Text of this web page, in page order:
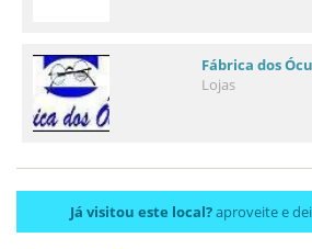
Fábrica dos
Lojas
Já visitou este local?aproveite e